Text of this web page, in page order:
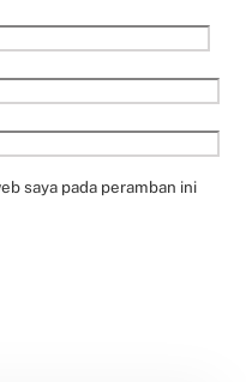
saya pada peramban ini